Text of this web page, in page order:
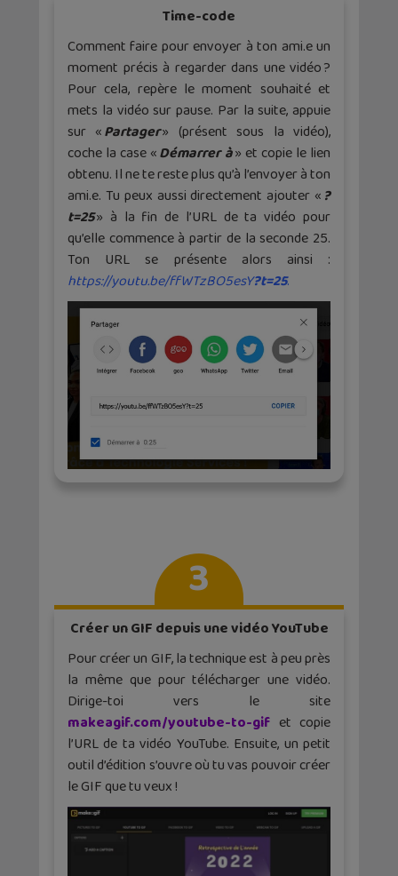
Time-code
Comment faire pour envoyer à ton ami.e un
moment précis à regarder dans une vidéo ?
Pour cela, repère le moment souhaité et
mets la vidéo sur pause. Par la suite, appuie
sur «Partager» (présent sous la vidéo),
coche la case «Démarrer à» et copie le lien
obtenu. Il ne te reste plus qu’à l’envoyer à ton
ami.e. Tu peux aussi directement ajouter « ?
t=25» à la fin de l’URL de ta vidéo pour
qu’elle commence à partir de la seconde 25.
Ton URL se présente alors ainsi :
https://youtu.be/ffWTzBO5esY?t=25.
3
Créer un GIF depuis une vidéo YouTube
Pour créer un GIF, la technique est à peu près
la même que pour télécharger une vidéo.
Dirige-toi vers le site
makeagif.com/youtube-to-gif et copie
l’URL de ta vidéo YouTube. Ensuite, un petit
outil d’édition s’ouvre où tu vas pouvoir créer
le GIF que tu veux !